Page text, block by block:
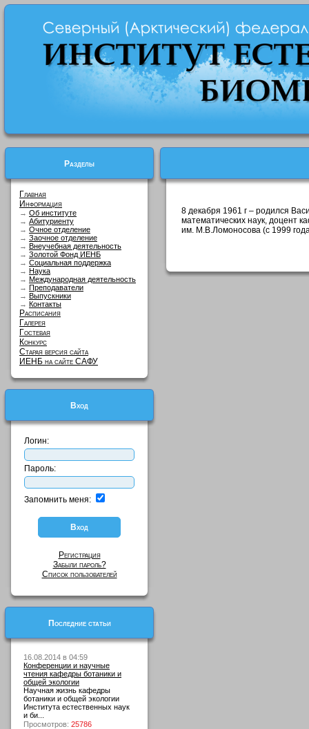
Разделы
Главная
Информация
→ Об институте
→ Абитуриенту
→ Очное отделение
→ Заочное отделение
→ Внеучебная деятельность
→ Золотой Фонд ИЕНБ
→ Социальная поддержка
→ Наука
→ Международная деятельность
→ Преподаватели
→ Выпускники
→ Контакты
Расписания
Галерея
Гостевая
Конкурс
Старая версия сайта
ИЕНБ на сайте САФУ
Вход
Логин:
Пароль:
Запомнить меня:
Регистрация
Забыли пароль?
Список пользователей
Последние статьи
16.08.2014 в 04:59
Конференции и научные
чтения кафедры ботаники и
общей экологии
Научная жизнь кафедры
ботаники и общей экологии
Института естественных наук
и би...
Просмотров: 25786
8 декабря 1961 г – родился
математических наук, доцент
им. М.В.Ломоносова (с 1999